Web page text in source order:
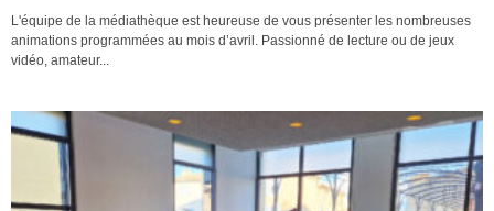
L'équipe de la médiathèque est heureuse de vous présenter les nombreuses
animations programmées au mois d’avril. Passionné de lecture ou de jeux
vidéo, amateur...